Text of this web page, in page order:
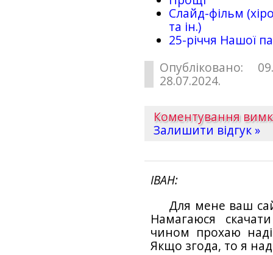
Слайд-фільм
та ін.)
25-рiччя Нашої
Опубліковано:
28.07.2024.
Коментування
Залишити відгук »
ІВАН
Для мене ваш
Намагаюся
чином прохаю
Якщо згода, то я